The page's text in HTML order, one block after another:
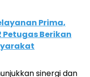
Prima,
Petugas Berikan
sinergi dan